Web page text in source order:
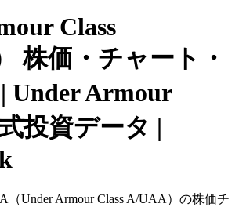
Class
株価・チャート・
Under Armour
投資データ |
（Under Armour Class A/UAA）の株価チ